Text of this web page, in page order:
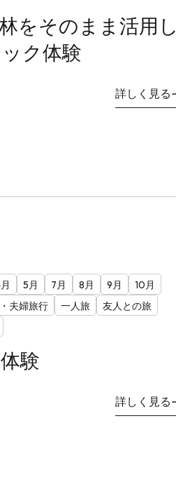
をそのまま活用し
ク体験
詳しく見る
5月 7月 8月 9月
10月
夫婦旅行 一人旅
友人との旅
験
詳しく見る